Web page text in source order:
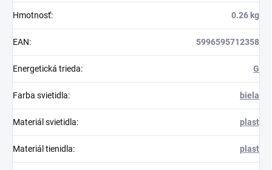
Hmotnosť: 0.26 kg
EAN: 5996595712358
Energetická trieda: G
Farba svietidla: biela
Materiál svietidla: plast
Materiál tienidla: plast